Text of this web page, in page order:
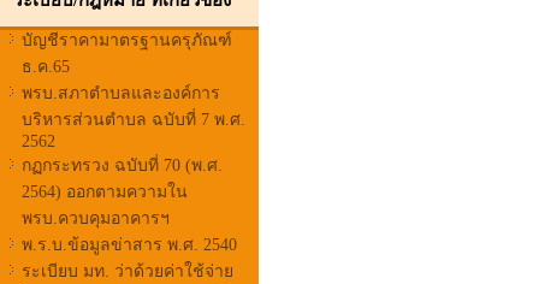
บัญชีราคามาตรฐานครุภัณฑ์
ธ.ค.65
พรบ.สภาตำบลและองค์การ
บริหารส่วนตำบล ฉบับที่ 7 พ.ศ.
2562
กฏกระทรวง ฉบับที่ 70 (พ.ศ.
2564) ออกตามความใน
พรบ.ควบคุมอาคารฯ
พ.ร.บ.ข้อมูลข่าสาร พ.ศ. 2540
ระเบียบ มท. ว่าด้วยค่าใช้จ่าย